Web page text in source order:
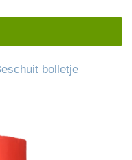
bolletje